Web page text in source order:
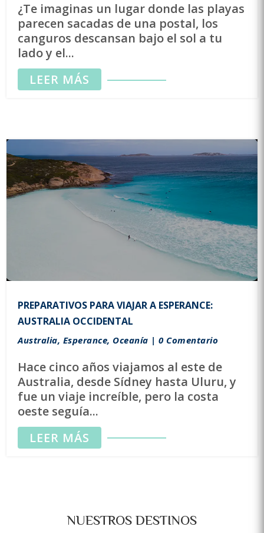
¿Te imaginas un lugar donde las playas
parecen sacadas de una postal, los
canguros descansan bajo el sol a tu
lado y el...
LEER MÁS
PREPARATIVOS PARA VIAJAR A ESPERANCE:
AUSTRALIA OCCIDENTAL
Australia, Esperance, Oceanía | 0 Comentario
Hace cinco años viajamos al este de
Australia, desde Sídney hasta Uluru, y
fue un viaje increíble, pero la costa
oeste seguía...
LEER MÁS
NUESTROS DESTINOS